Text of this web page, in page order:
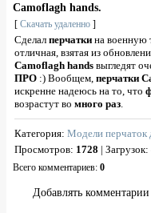
Camoflagh hands.
[ Скачать удаленно ]
Сделал перчатки на военную
отличная, взятая из
Camoflagh hands выгледят
ПРО :) Вообщем, перчатки
искренне надеюсь на то, что
возрастут во много раз.
Категория: Модели перчаток
Просмотров: 1728 | Загрузок:
Всего комментариев: 0
Добавлять